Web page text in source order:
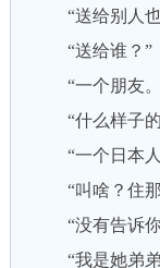
“送给别人也
“送给谁？”
“一个朋友
“什么样子的
“一个日本人
“叫啥？住那
“没有告诉你
“我是她弟弟